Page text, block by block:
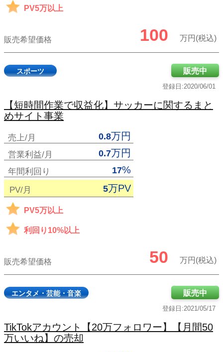
PV5万以上
販売希望価格 100 万円(税込)
スポーツ
登録日:2020/06/01
販売中
【短時間作業で収益化】サッカーに関するまと
めサイト事業
売上/月 0.8万円
営業利益/月 0.7万円
年間利回り 17%
PV/月 5万PV
PV5万以上
利回り10%以上
販売希望価格 50 万円(税込)
エンタメ・芸能・音楽
登録日:2021/05/17
販売中
TikTokアカウント【20万フォロワー】【月間50
万いいね】の売却